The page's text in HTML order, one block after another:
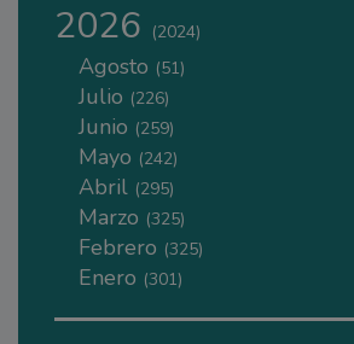
2026 (2024)
Agosto (51)
Julio (226)
Junio (259)
Mayo (242)
Abril (295)
Marzo (325)
Febrero (325)
Enero (301)